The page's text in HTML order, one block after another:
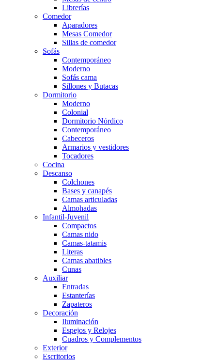
Librerías
Comedor
Aparadores
Mesas Comedor
Sillas de comedor
Sofás
Contemporáneo
Moderno
Sofás cama
Sillones y Butacas
Dormitorio
Moderno
Colonial
Dormitorio Nórdico
Contemporáneo
Cabeceros
Armarios y vestidores
Tocadores
Cocina
Descanso
Colchones
Bases y canapés
Camas articuladas
Almohadas
Infantil-Juvenil
Compactos
Camas nido
Camas-tatamis
Literas
Camas abatibles
Cunas
Auxiliar
Entradas
Estanterías
Zapateros
Decoración
Iluminación
Espejos y Relojes
Cuadros y Complementos
Exterior
Escritorios